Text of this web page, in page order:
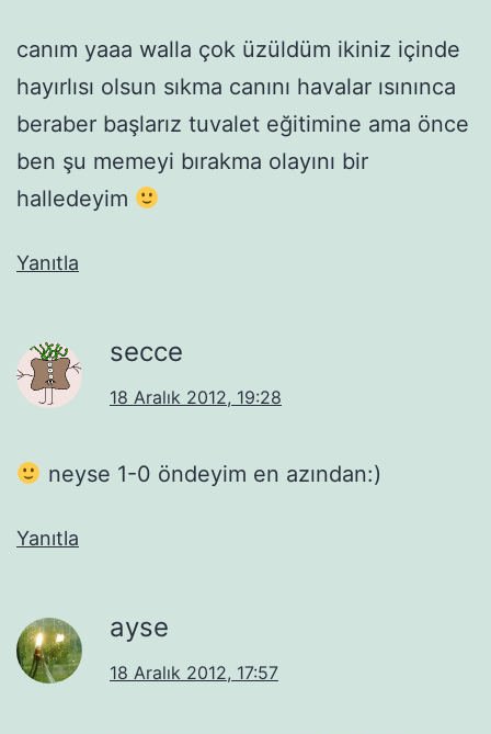
canım yaaa walla çok üzüldüm ikiniz içinde
hayırlısı olsun sıkma canını havalar ısınınca
beraber başlarız tuvalet eğitimine ama önce
ben şu memeyi bırakma olayını bir
halledeyim
Yanıtla
secce
18 Aralık 2012, 19:28
neyse 1-0 öndeyim en azından:)
Yanıtla
ayse
18 Aralık 2012, 17:57